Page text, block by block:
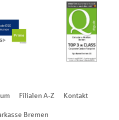
Filialen A-Z Kontakt
Bremen